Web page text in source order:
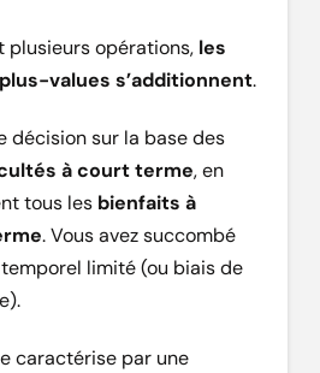
plusieurs opérations, les
values s’additionnent.
décision sur la base des
à court terme, en
tous les bienfaits à
. Vous avez succombé
temporel limité (ou biais de
caractérise par une